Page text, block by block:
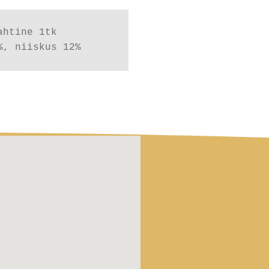
1tk
niiskus 12%